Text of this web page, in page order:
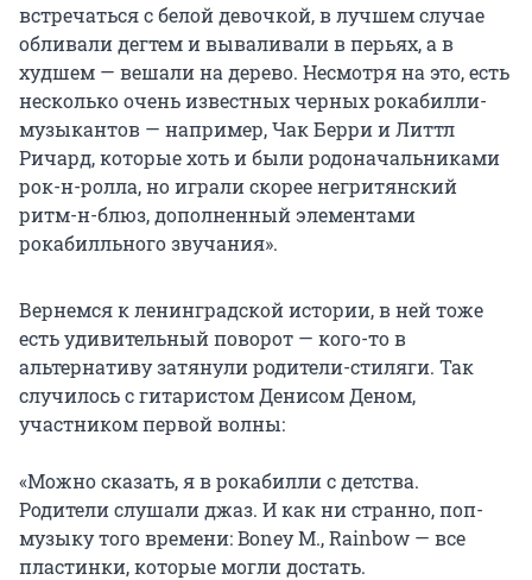
встречаться с белой девочкой, в лучшем случае
обливали дегтем и вываливали в перьях, а в
худшем — вешали на дерево. Несмотря на это, есть
несколько очень известных черных рокабилли-
музыкантов — например, Чак Берри и Литтл
Ричард, которые хоть и были родоначальниками
рок-н-ролла, но играли скорее негритянский
ритм-н-блюз, дополненный элементами
рокабилльного звучания».
Вернемся к ленинградской истории, в ней тоже
есть удивительный поворот — кого-то в
альтернативу затянули родители-стиляги. Так
случилось с гитаристом Денисом Деном,
участником первой волны:
«Можно сказать, я в рокабилли с детства.
Родители слушали джаз. И как ни странно, поп-
музыку того времени: Boney M., Rainbow — все
пластинки, которые могли достать.